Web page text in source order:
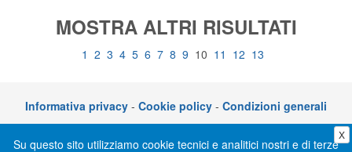
MOSTRA ALTRI RISULTATI
1 2 3 4 5 6 7 8 9 10 11 12 13
Su questo sito utilizziamo cookie tecnici e analitici nostri e di terze
X
Informativa privacy - Cookie policy - Condizioni generali
CLICKDOC è un servizio di CGM Italia S.r.l. - P.I. 05014030729 – Via adriano